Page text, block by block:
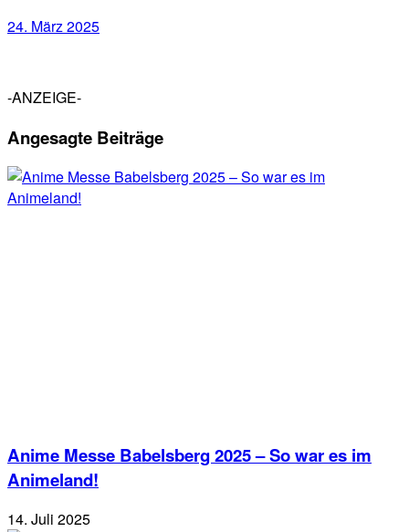
24. März 2025
-ANZEIGE-
Angesagte Beiträge
Anime Messe Babelsberg 2025 – So war es im
Animeland!
14. Juli 2025